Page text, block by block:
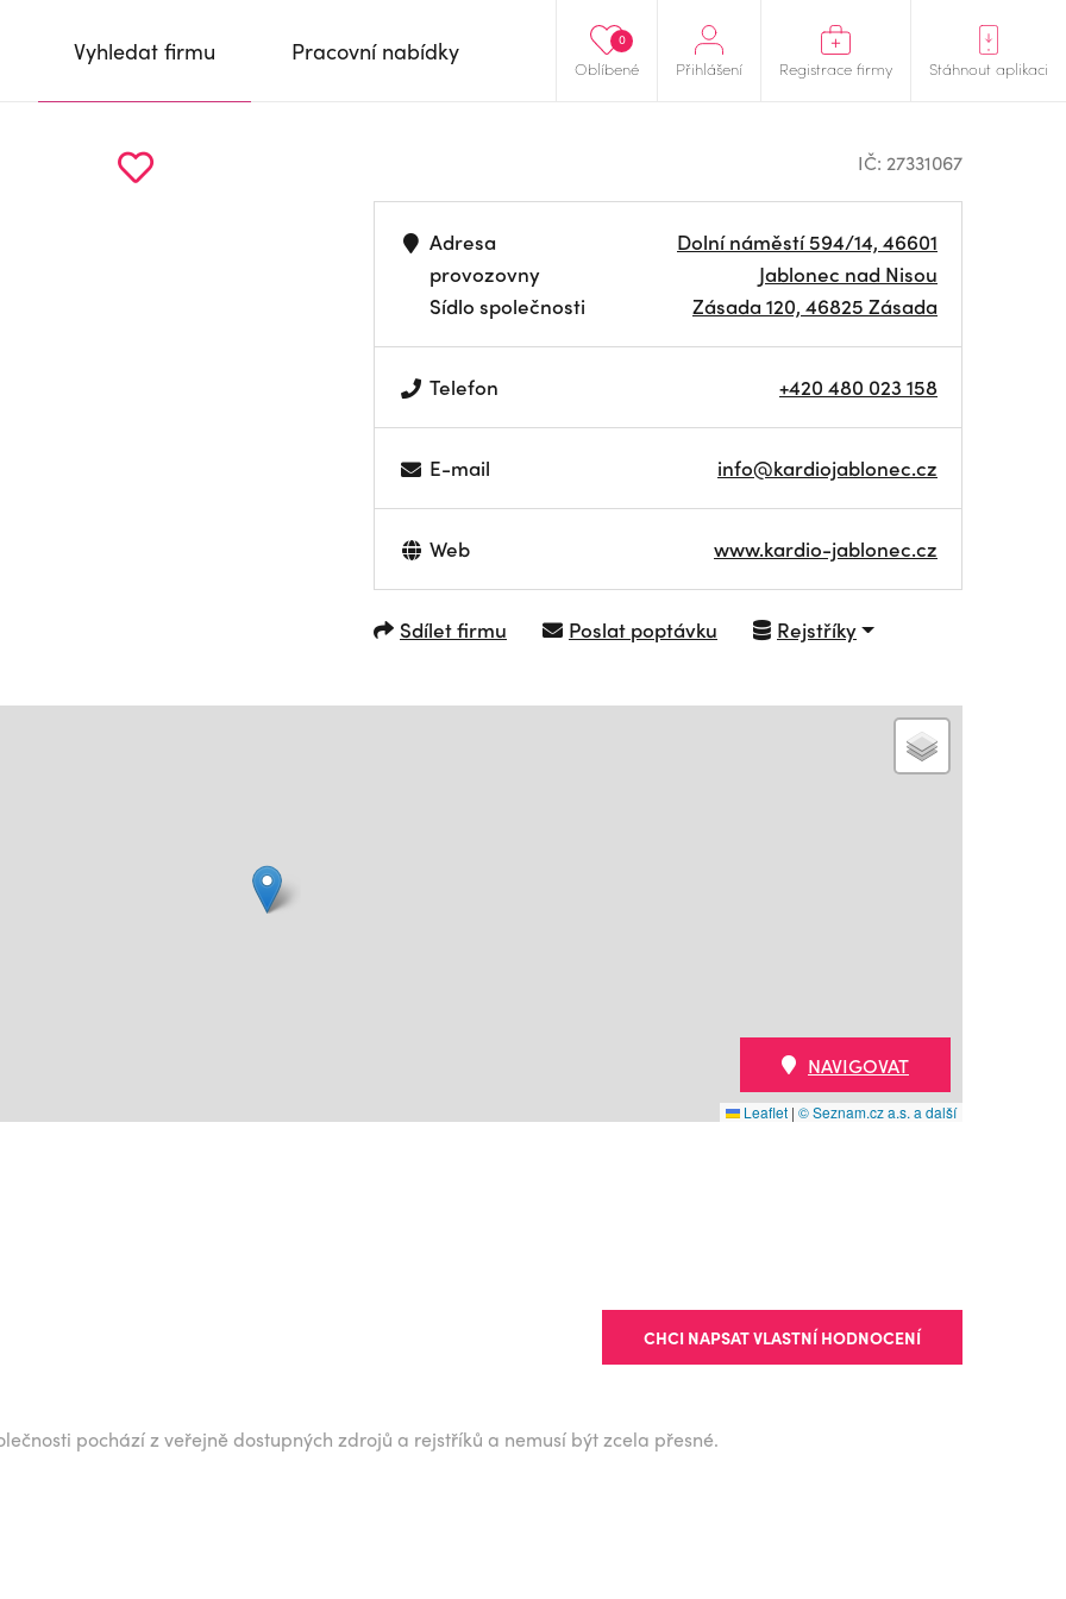
Oblíbené
0
Přihlášení Registrace firmy Stáhnout aplikaci
Vyhledat firmu Pracovní nabídky
IČ: 27331067
Adresa
provozovny
Sídlo společnosti
Dolní náměstí 594/14, 46601
Jablonec nad Nisou
Zásada 120, 46825 Zásada
Telefon +420 480 023 158
E-mail info@kardiojablonec.cz
Web www.kardio-jablonec.cz
Sdílet firmu Poslat poptávku Rejstříky
Leaflet | © Seznam.cz a.s. a další
NAVIGOVAT
CHCI NAPSAT VLASTNÍ HODNOCENÍ
pochází z veřejně dostupných zdrojů a rejstříků a nemusí být zcela přesné.